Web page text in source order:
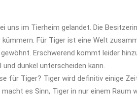
uns im Tierheim gelandet. Die
Für Tiger ist eine Welt
Erschwerend kommt leider
dunkel unterscheiden kann.
für Tiger? Tiger wird definitiv einige
es Sinn, Tiger in nur einem Raum